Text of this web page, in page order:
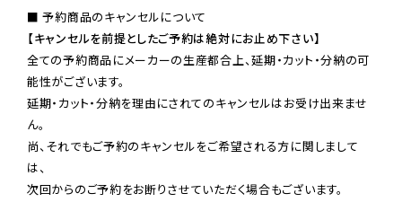
【キャンセルを前提としたご予約は絶対にお止め下さい】
全ての予約商品にメーカーの生産都合上、延期・カット・分納の可
能性がございます。
延期・カット・分納を理由にされてのキャンセルはお受け出来ませ
ん。
尚、それでもご予約のキャンセルをご希望される方に関しまして
は、
次回からのご予約をお断りさせていただく場合もございます。